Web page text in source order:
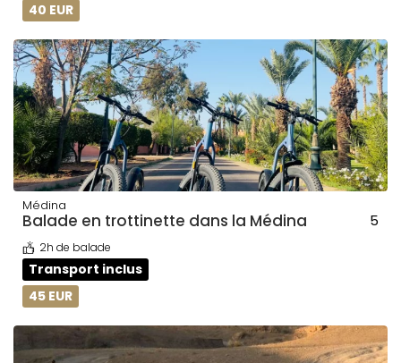
40 EUR
Médina
Balade en trottinette dans la Médina 5
2h de balade
Transport inclus
45 EUR